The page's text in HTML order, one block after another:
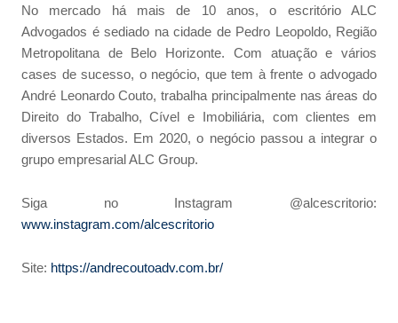
No mercado há mais de 10 anos, o escritório ALC
Advogados é sediado na cidade de Pedro Leopoldo, Região
Metropolitana de Belo Horizonte. Com atuação e vários
cases de sucesso, o negócio, que tem à frente o advogado
André Leonardo Couto, trabalha principalmente nas áreas do
Direito do Trabalho, Cível e Imobiliária, com clientes em
diversos Estados. Em 2020, o negócio passou a integrar o
grupo empresarial ALC Group.
Siga no Instagram @alcescritorio:
www.instagram.com/alcescritorio
Site: https://andrecoutoadv.com.br/